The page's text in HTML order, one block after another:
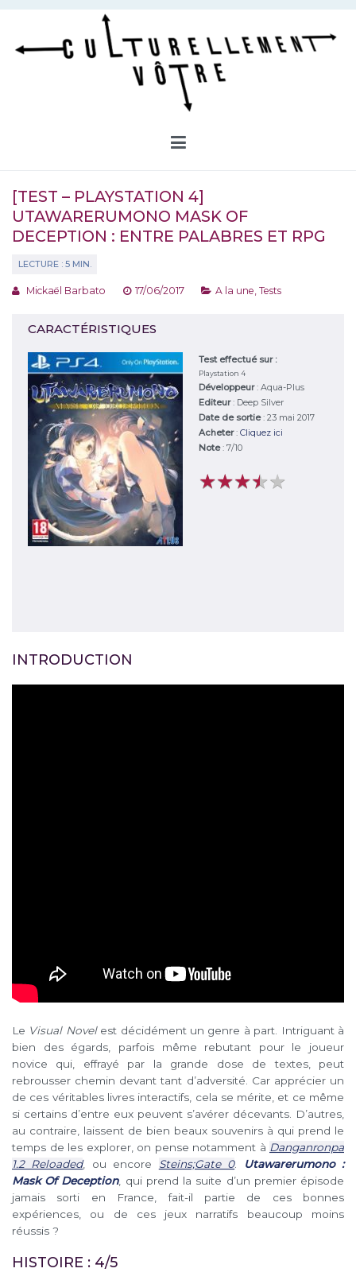
Aller
contenu
[TEST – PLAYSTATION 4]
UTAWARERUMONO MASK OF
DECEPTION : ENTRE PALABRES ET RPG
Mickaël Barbato 17/06/2017 A la une ,Tests
CARACTÉRISTIQUES
Test effectué sur :
Playstation 4
Développeur: Aqua-Plus
Editeur: Deep Silver
Date de sortie: 23 mai 2017
Acheter: Cliquez ici
Note: 7/10
★★★★★
★★★★★
INTRODUCTION
Le Visual Novelest décidément un genre à part. Intriguant à
bien des égards, parfois même rebutant pour le joueur
novice qui, effrayé par la grande dose de textes, peut
rebrousser chemin devant tant d’adversité. Car apprécier un
de ces véritables livres interactifs, cela se mérite, et ce même
si certains d’entre eux peuvent s’avérer décevants. D’autres,
au contraire, laissent de bien beaux souvenirs à qui prend le
temps de les explorer, on pense notamment à Danganronpa
1.2 Reloaded, ou encore Steins;Gate 0.
Utawarerumono :
Mask Of Deception, qui prend la suite d’un premier épisode
jamais sorti en France, fait-il partie de ces bonnes
expériences, ou de ces jeux narratifs beaucoup moins
réussis ?
HISTOIRE : 4/5